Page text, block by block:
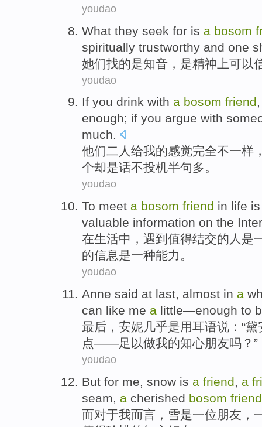
youdao
What they seek for is a bosom
spiritually trustworthy and one
她们找的是知音 ，是精神上可以
youdao
If you drink with a bosom friend
enough; if you argue with
much.
他们二 人 给我的感觉完全不一样
个却是话不投机半句多。
youdao
To meet a bosom friend in life is
valuable information on the
在生活中， 遇到 值得结交的人 是
的信息是一种能力。
youdao
Anne said at last, almost in a
can like me a little—enough to
最后，安妮几乎是用耳语说：“
点——足以做我的知心朋友吗？”
youdao
But for me, snow is a friend, a
seam, a cherished bosom friend
而对于我而言 ， 雪是一位 朋友 ，